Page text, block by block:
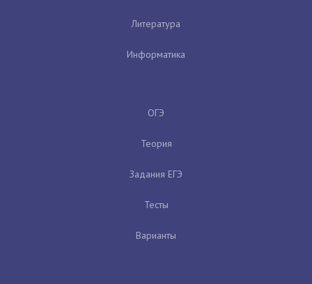
Литература
Информатика
ОГЭ
Теория
Задания ЕГЭ
Тесты
Варианты